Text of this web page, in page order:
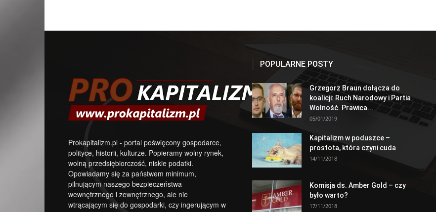
Prokapitalizm.pl - portal poświęcony gospodarce,
polityce, historii, kulturze. Popieramy wolny rynek,
wolną przedsiębiorczość, niskie podatki.
Opowiadamy się za państwem minimum,
pilnującym naszego bezpieczeństwa
wewnętrznego i zewnętrznego, ale nie
wtrącającym się do gospodarki, czy ingerującym w
POPULARNE POSTY
Grzegorz Braun dołącza do
koalicji: Ruch Narodowy i Partia
Wolność. Prawica...
05/01/2019
Kapitalizm w poduszce –
prostota, która czyni cuda
14/11/2018
Komisja ds. Amber Gold – czy
było warto?
17/11/2018